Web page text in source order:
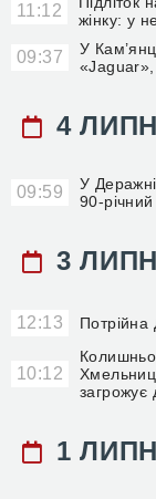
11:12
жінку: у
09:37
У
4
09:59
У Деражні
90-
3
12:13
10:12
загрожує
1